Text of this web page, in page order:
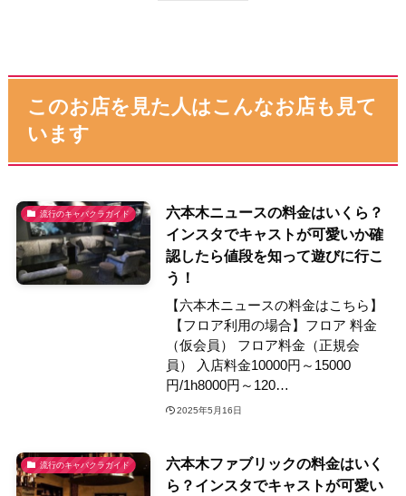
このお店を見た人はこんなお店も見て
います
流行のキャバクラガイド
六本木ニュースの料金はいくら？
インスタでキャストが可愛いか確
認したら値段を知って遊びに行こ
う！
【六本木ニュースの料金はこちら】
【フロア利用の場合】フロア 料金
（仮会員） フロア料金（正規会
員） 入店料金10000円～15000
円/1h8000円～120…
2025年5月16日
流行のキャバクラガイド
六本木ファブリックの料金はいく
ら？インスタでキャストが可愛い